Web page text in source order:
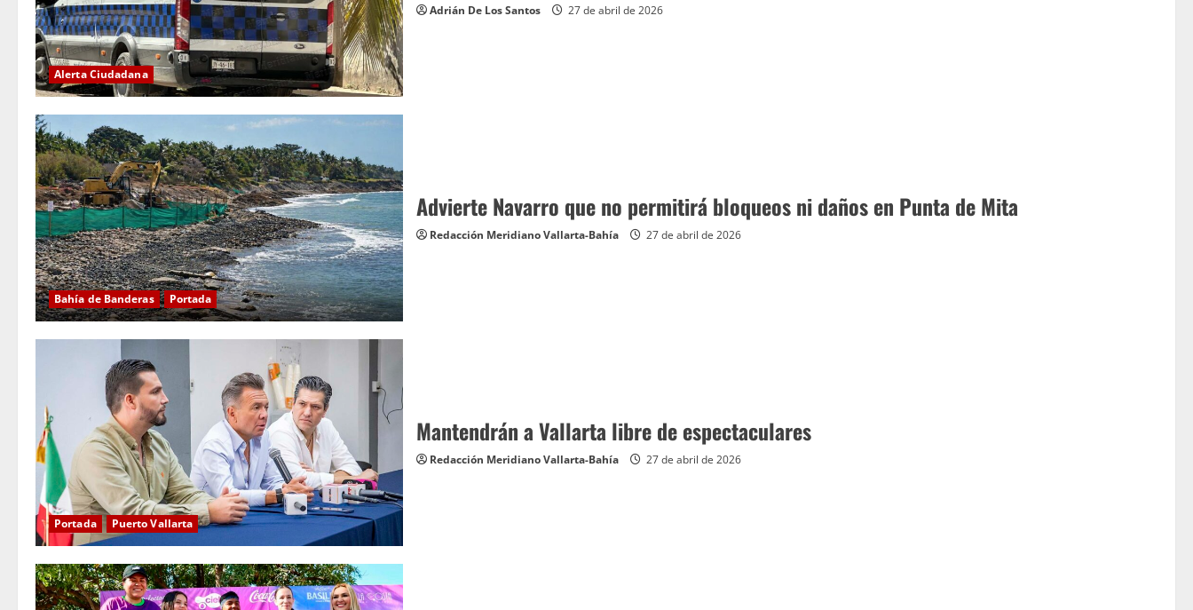
Alerta Ciudadana
Adrián De Los Santos 27 de abril de 2026
Bahía de Banderas Portada
Advierte Navarro que no permitirá bloqueos ni daños en Punta de Mita
Redacción Meridiano Vallarta-Bahía 27 de abril de 2026
Portada Puerto Vallarta
Mantendrán a Vallarta libre de espectaculares
Redacción Meridiano Vallarta-Bahía 27 de abril de 2026